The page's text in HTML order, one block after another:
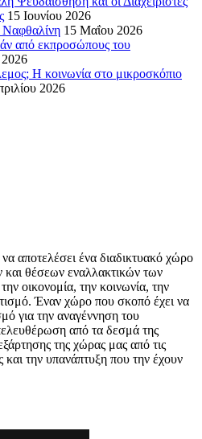
15 Ιουνίου 2026
15 Μαΐου 2026
από εκπροσώπους του
Η κοινωνία στο μικροσκόπιο
2026
αποτελέσει ένα διαδικτυακό χώρο
θέσεων εναλλακτικών των
οικονομία, την κοινωνία, την
Έναν χώρο που σκοπό έχει να
για την αναγέννηση του
από τα δεσμά της
της χώρας μας από τις
και την υπανάπτυξη που την έχουν